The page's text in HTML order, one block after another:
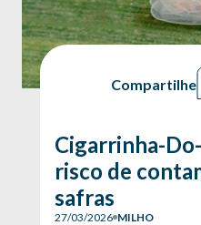
Compartilhe
Cigarrinha-
risco de
safras
27/03/2026 MILHO